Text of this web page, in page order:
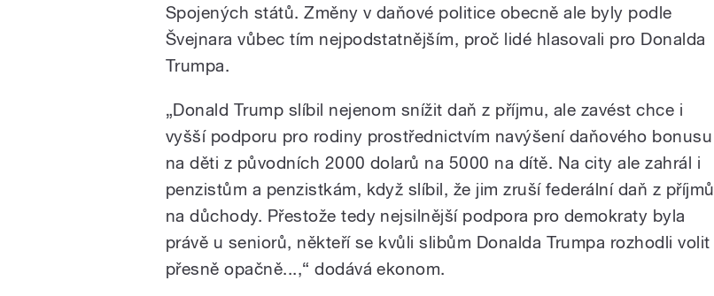
Spojených států. Změny v daňové politice obecně ale byly podle
Švejnara vůbec tím nejpodstatnějším, proč lidé hlasovali pro Donalda
Trumpa.
„Donald Trump slíbil nejenom snížit daň z příjmu, ale zavést chce i
vyšší podporu pro rodiny prostřednictvím navýšení daňového bonusu
na děti z původních 2000 dolarů na 5000 na dítě. Na city ale zahrál i
penzistům a penzistkám, když slíbil, že jim zruší federální daň z příjmů
na důchody. Přestože tedy nejsilnější podpora pro demokraty byla
právě u seniorů, někteří se kvůli slibům Donalda Trumpa rozhodli volit
přesně opačně...,“ dodává ekonom.